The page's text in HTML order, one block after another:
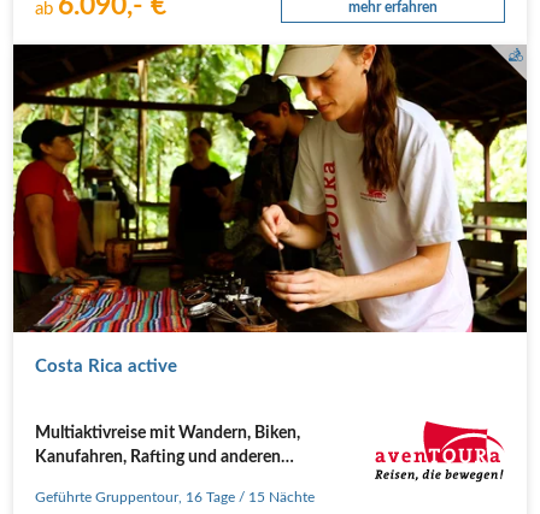
ab 6.090,- € mehr erfahren
Reiseleitung beim Zubereiten von Kaffespezialitäten
Costa Rica active
Multiaktivreise mit Wandern, Biken,
Kanufahren, Rafting und anderen
Geführte Gruppentour, 16 Tage / 15 Nächte